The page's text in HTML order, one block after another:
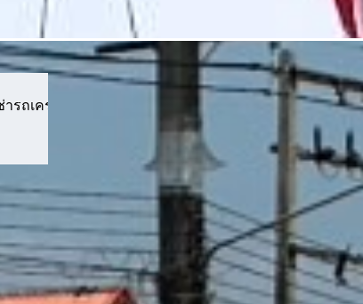
รถเครนงานเทคอนกรีต ยกเหล็กเส้น เหล็กคาน